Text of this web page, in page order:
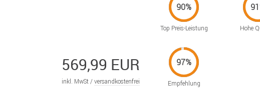
569,99 EUR
inkl. MwSt / versandkostenfrei
Top Preis-Leistung Hohe
Empfehlung